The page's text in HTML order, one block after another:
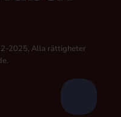
2025, Alla rättigheter